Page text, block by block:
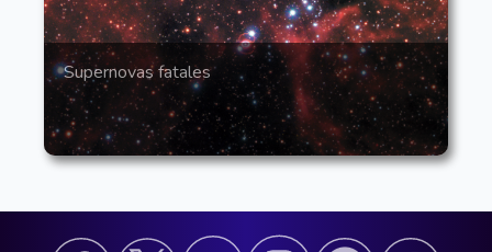
Supernovas fatales